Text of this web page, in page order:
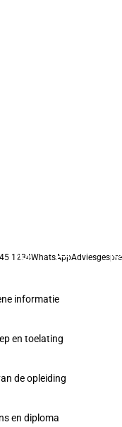
1234WhatsApp
informatie
en toelating
de opleiding
en diploma